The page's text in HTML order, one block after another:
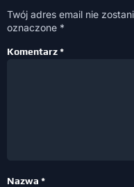
Twój adres email nie
oznaczone *
Komentarz*
Nazwa *